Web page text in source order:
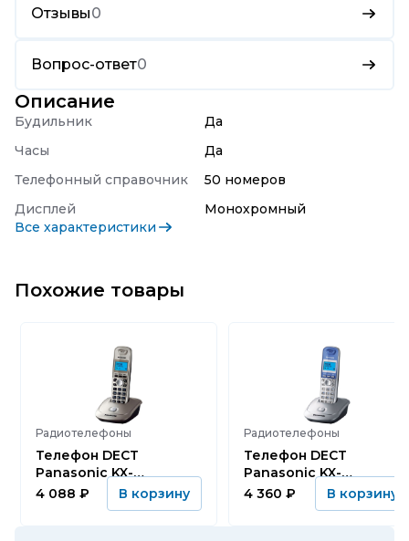
Отзывы0
Вопрос-ответ0
Описание
Будильник
Да
Часы
Да
Телефонный справочник
50 номеров
Дисплей
Монохромный
Все характеристики
Похожие товары
Радиотелефоны
Телефон DECT
Panasonic KX-
TG2511RUN
4 088 ₽ В корзину
Радиотелефоны
Телефон DECT
Panasonic KX-
TG2511RUS
4 360 ₽ В корзину